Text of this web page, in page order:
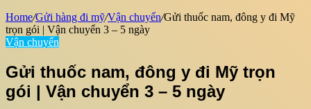
Home/Gửi hàng đi mỹ/Vận chuyển/Gửi thuốc nam, đông y đi Mỹ
trọn gói | Vận chuyển 3 – 5 ngày
Vận chuyển
Gửi thuốc nam, đông y đi Mỹ trọn
gói | Vận chuyển 3 – 5 ngày